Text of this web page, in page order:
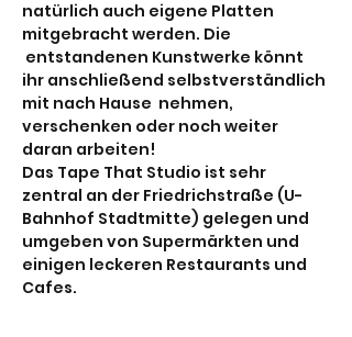
natürlich auch eigene Platten
mitgebracht werden. Die
entstandenen Kunstwerke könnt
ihr anschließend selbstverständlich
mit nach Hause  nehmen,
verschenken oder noch weiter
daran arbeiten!
Das Tape That Studio ist sehr
zentral an der Friedrichstraße (U-
Bahnhof Stadtmitte) gelegen und
umgeben von Supermärkten und
einigen leckeren Restaurants und
Cafes.